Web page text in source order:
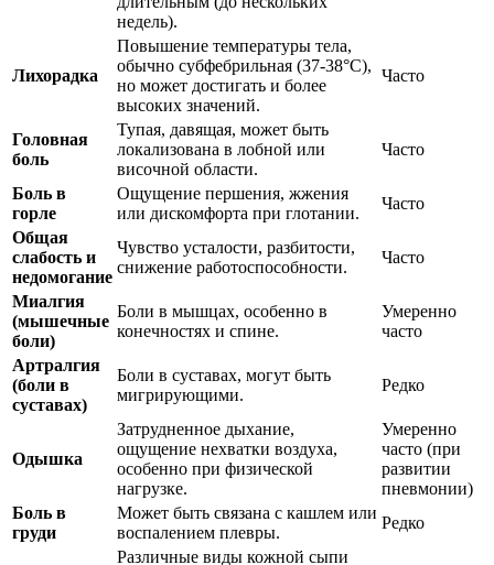
недель).
Лихорадка
Повышение температуры тела,
обычно субфебрильная (37-38°C),
но может достигать и более
высоких значений.
Часто
Головная
боль
Тупая, давящая, может быть
локализована в лобной или
височной области.
Часто
Боль в
горле
Ощущение першения, жжения
или дискомфорта при глотании.
Часто
Общая
слабость и
недомогание
Чувство усталости, разбитости,
снижение работоспособности.
Часто
Миалгия
(мышечные
боли)
Боли в мышцах, особенно в
конечностях и спине.
Умеренно
часто
Артралгия
(боли в
суставах)
Боли в суставах, могут быть
мигрирующими.
Редко
Одышка
Затрудненное дыхание,
ощущение нехватки воздуха,
особенно при физической
нагрузке.
Умеренно
часто (при
развитии
пневмонии)
Боль в
груди
Может быть связана с кашлем или
воспалением плевры.
Редко
Различные виды кожной сыпи